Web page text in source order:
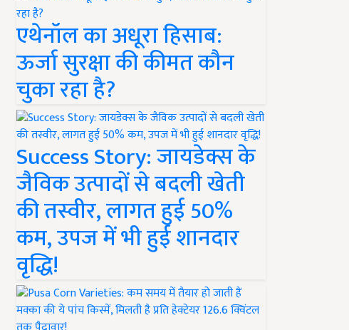
एथेनॉल का अधूरा हिसाब:
ऊर्जा सुरक्षा की कीमत कौन
चुका रहा है?
Success Story: जायडेक्स के
जैविक उत्पादों से बदली खेती
की तस्वीर, लागत हुई 50%
कम, उपज में भी हुई शानदार
वृद्धि!